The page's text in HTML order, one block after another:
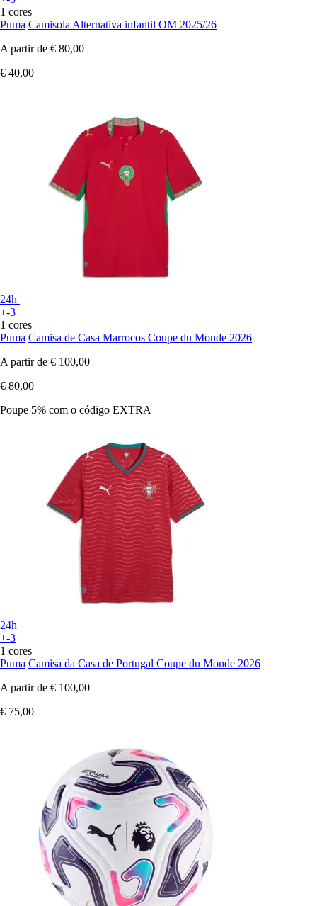
1 cores
Puma Camisola Alternativa infantil OM 2025/26
A partir de € 80,00
€ 40,00
24h
+-3
1 cores
Puma Camisa de Casa Marrocos Coupe du Monde 2026
A partir de € 100,00
€ 80,00
Poupe 5% com o código EXTRA
24h
+-3
1 cores
Puma Camisa da Casa de Portugal Coupe du Monde 2026
A partir de € 100,00
€ 75,00